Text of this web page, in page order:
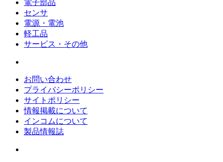
電子部品
センサ
電源・電池
軽工品
サービス・その他
お問い合わせ
プライバシーポリシー
サイトポリシー
情報掲載について
インコムについて
製品情報誌